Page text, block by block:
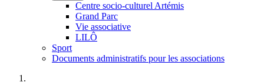
Centre socio-culturel Artémis
Grand Parc
Vie associative
LILÔ
Sport
Documents administratifs pour les associations